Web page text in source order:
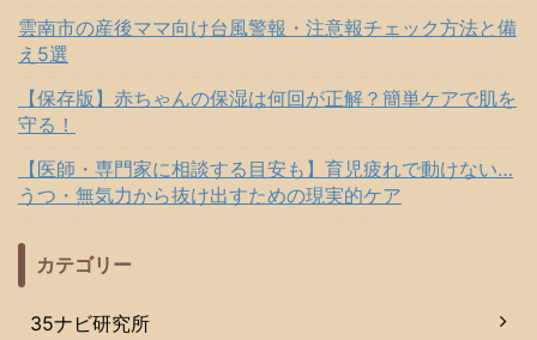
雲南市の産後ママ向け台風警報・注意報チェック方法と備
え5選
【保存版】赤ちゃんの保湿は何回が正解？簡単ケアで肌を
守る！
【医師・専門家に相談する目安も】育児疲れで動けない…
うつ・無気力から抜け出すための現実的ケア
カテゴリー
35ナビ研究所